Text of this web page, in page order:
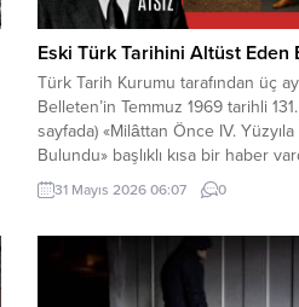
Eski Türk Tarihini Altüst Eden
Türk Tarih Kurumu tarafından üç
Belleten’in Temmuz 1969 tarihli 131.
sayfada) «Milâttan Önce IV.
Bulundu» başlıklı kısa bir haber
Alma Ata kaynaklı bir haberinde, bu
incelemelere göre, bunların
31 Mayıs 2026 06:07 0